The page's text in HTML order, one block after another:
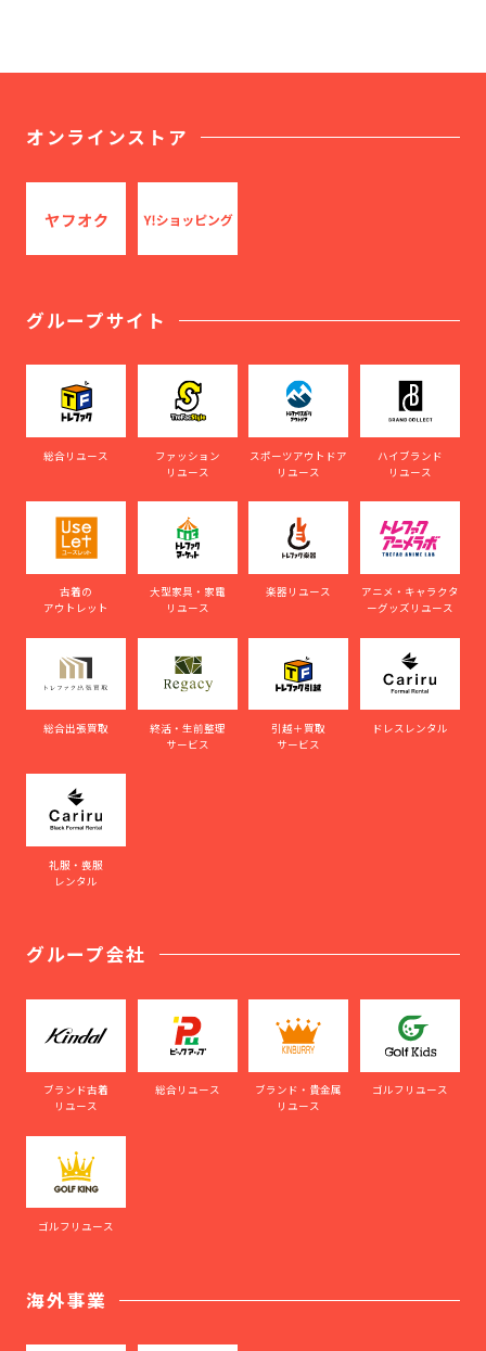
オンラインストア
グループサイト
総合リユース
ファッション
リユース
スポーツアウトドア
リユース
ハイブランド
リユース
古着の
アウトレット
大型家具・家電
リユース
楽器リユース
アニメ・キャラクタ
ーグッズリユース
総合出張買取
終活・生前整理
サービス
引越＋買取
サービス
ドレスレンタル
礼服・喪服
レンタル
グループ会社
ブランド古着
リユース
総合リユース
ブランド・貴金属
リユース
ゴルフリユース
ゴルフリユース
海外事業